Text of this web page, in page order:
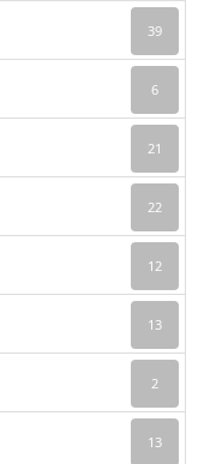
39
6
21
22
12
13
2
13